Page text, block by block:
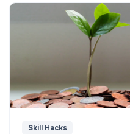
Skill Hacks